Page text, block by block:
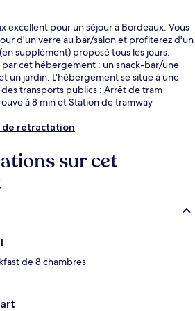
excellent pour un séjour à Bordeaux. Vous
d'un verre au bar/salon et profiterez d'un
supplément) proposé tous les jours.
par cet hébergement : un snack-bar/une
un jardin. L'hébergement se situe à une
transports publics : Arrêt de tram
à 8 min et Station de tramway
rétractation
sur cet
de 8 chambres